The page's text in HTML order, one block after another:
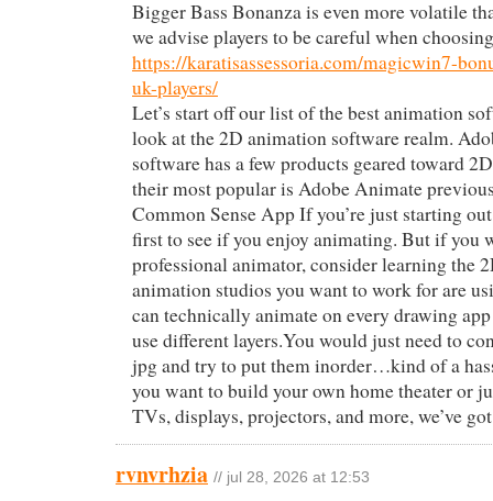
Bigger Bass Bonanza is even more volatile
we advise players to be careful when
https://karatisassessoria.com/magicwin7-
uk-players/
Let’s start off our list of the best animation
look at the 2D animation software realm.
software has a few products geared toward
their most popular is Adobe Animate
Common Sense App If you’re just starting
first to see if you enjoy animating. But if you
professional animator, consider learning the
animation studios you want to work for are
can technically animate on every drawing
use different layers.You would just need to
jpg and try to put them inorder…kind of a
you want to build your own home theater or
TVs, displays, projectors, and more, we’ve
rvnvrhzia // jul 28, 2026 at 12:53